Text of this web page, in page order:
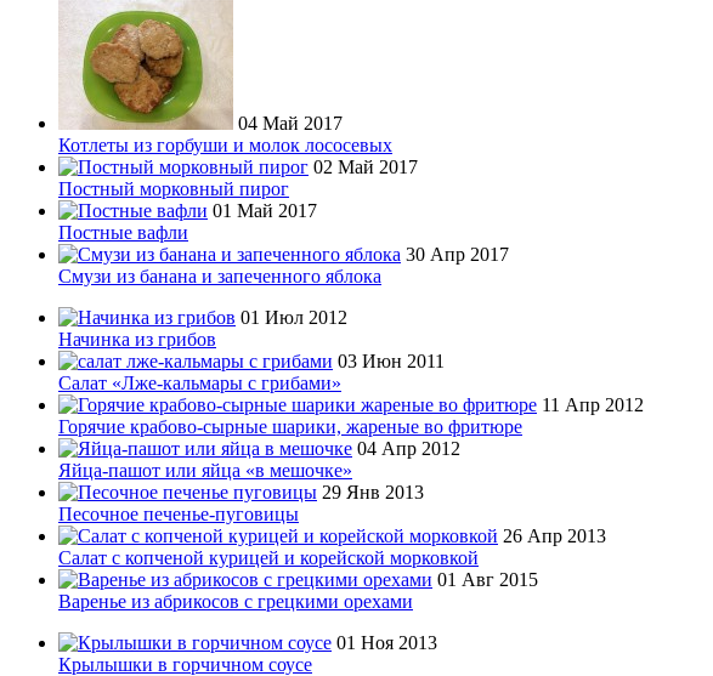
04 Май 2017
Котлеты из горбуши и молок лососевых
02 Май 2017
Постный морковный пирог
01 Май 2017
Постные вафли
30 Апр 2017
Смузи из банана и запеченного яблока
01 Июл 2012
Начинка из грибов
03 Июн 2011
Салат «Лже-кальмары с грибами»
11 Апр 2012
Горячие крабово-сырные шарики, жареные во фритюре
04 Апр 2012
Яйца-пашот или яйца «в мешочке»
29 Янв 2013
Песочное печенье-пуговицы
26 Апр 2013
Салат с копченой курицей и корейской морковкой
01 Авг 2015
Варенье из абрикосов с грецкими орехами
01 Ноя 2013
Крылышки в горчичном соусе